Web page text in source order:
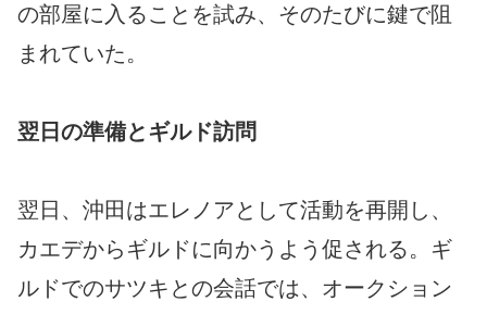
の部屋に入ることを試み、そのたびに鍵で阻
まれていた。
翌日の準備とギルド訪問
翌日、沖田はエレノアとして活動を再開し、
カエデからギルドに向かうよう促される。ギ
ルドでのサツキとの会話では、オークション